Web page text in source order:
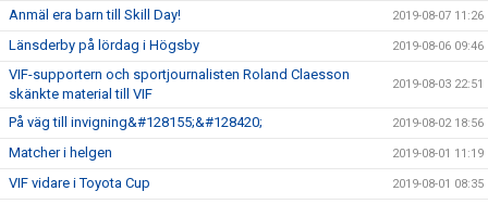
Anmäl era barn till Skill Day! 2019-08-07 11:26
Länsderby på lördag i Högsby 2019-08-06 09:46
VIF-supportern och sportjournalisten Roland Claesson
skänkte material till VIF
2019-08-03 22:51
På väg till invigning&#128155;&#128420; 2019-08-02 18:56
Matcher i helgen 2019-08-01 11:19
VIF vidare i Toyota Cup 2019-08-01 08:35